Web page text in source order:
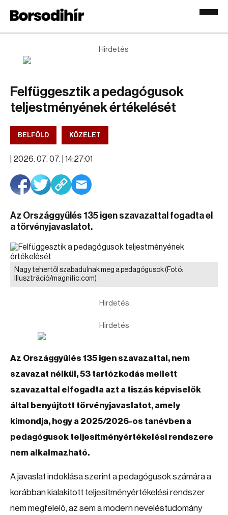
Hirdetés
Felfüggesztik a pedagógusok
teljestményének értékelését
BELFÖLD KÖZÉLET
2026. 07. 07. | 14:27:01
Az Országgyűlés 135 igen szavazattal fogadta el
a törvényjavaslatot.
Nagy tehertől szabadulnak meg a pedagógusok(Fotó:
Illusztráció/magnific.com)
Hirdetés
Hirdetés
Az Országgyűlés 135 igen szavazattal, nem
szavazat nélkül, 53 tartózkodás mellett
szavazattal elfogadta azt a tiszás képviselők
által benyújtott törvényjavaslatot, amely
kimondja, hogy a 2025/2026-os tanévben a
pedagógusok teljesítményértékelési rendszere
nem alkalmazható.
A javaslat indoklása szerint a pedagógusok számára a
korábban kialakított teljesítményértékelési rendszer
nem megfelelő, az sem a modern neveléstudomány